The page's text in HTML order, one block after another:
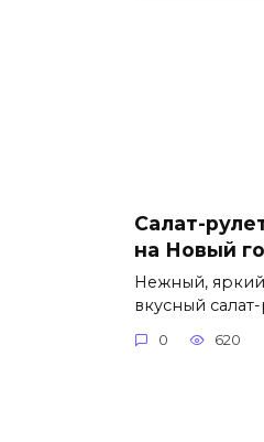
Салат-
на Новый
Нежный,
вкусный
0 620